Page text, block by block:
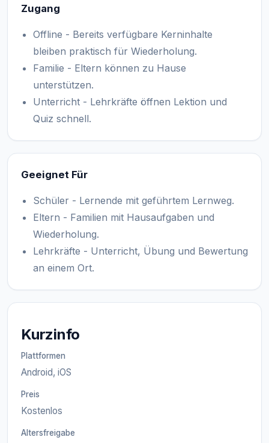
Zugang
Offline - Bereits verfügbare Kerninhalte
bleiben praktisch für Wiederholung.
Familie - Eltern können zu Hause
unterstützen.
Unterricht - Lehrkräfte öffnen Lektion und
Quiz schnell.
Geeignet Für
Schüler - Lernende mit geführtem Lernweg.
Eltern - Familien mit Hausaufgaben und
Wiederholung.
Lehrkräfte - Unterricht, Übung und Bewertung
an einem Ort.
Kurzinfo
Plattformen
Android, iOS
Preis
Kostenlos
Altersfreigabe